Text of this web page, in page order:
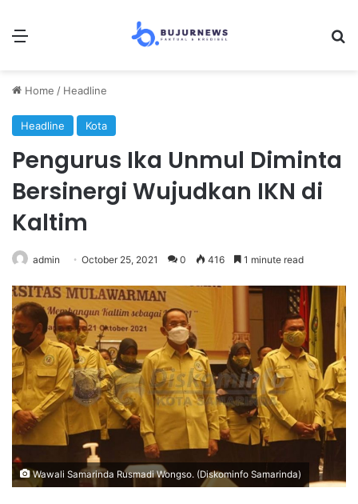
Menu
Home / Headline
Headline Kota
Pengurus Ika Unmul Diminta
Bersinergi Wujudkan IKN di
Kaltim
admin October 25, 2021 0 416 1 minute read
Wawali Samarinda Rusmadi Wongso. (Diskominfo Samarinda)